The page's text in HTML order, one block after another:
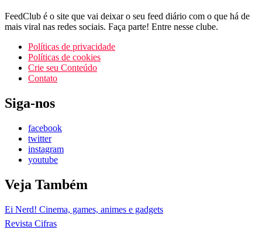
FeedClub é o site que vai deixar o seu feed diário com o que há de
mais viral nas redes sociais. Faça parte! Entre nesse clube.
Políticas de privacidade
Políticas de cookies
Crie seu Conteúdo
Contato
Siga-nos
facebook
twitter
instagram
youtube
Veja Também
Ei Nerd! Cinema, games, animes e gadgets
Revista Cifras